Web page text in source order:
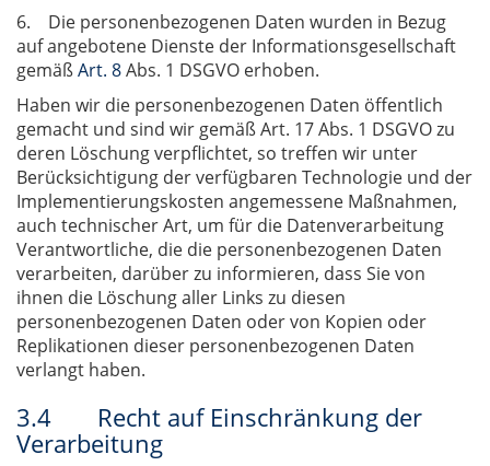
6. Die personenbezogenen Daten wurden in Bezug
auf angebotene Dienste der Informationsgesellschaft
gemäßArt. 8Abs. 1 DSGVO erhoben.
Haben wir die personenbezogenen Daten öffentlich
gemacht und sind wir gemäß Art. 17 Abs. 1 DSGVO zu
deren Löschung verpflichtet, so treffen wir unter
Berücksichtigung der verfügbaren Technologie und der
Implementierungskosten angemessene Maßnahmen,
auch technischer Art, um für die Datenverarbeitung
Verantwortliche, die die personenbezogenen Daten
verarbeiten, darüber zu informieren, dass Sie von
ihnen die Löschung aller Links zu diesen
personenbezogenen Daten oder von Kopien oder
Replikationen dieser personenbezogenen Daten
verlangt haben.
3.4 Recht auf Einschränkung der
Verarbeitung